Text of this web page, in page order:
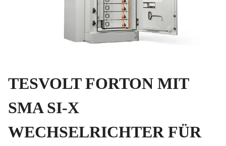
TESVOLT FORTON MIT
SMA SI-X
WECHSELRICHTER FÜR